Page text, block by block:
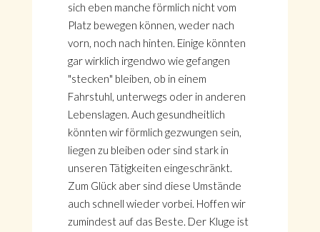
sich eben manche förmlich nicht vom
Platz bewegen können, weder nach
vorn, noch nach hinten. Einige könnten
gar wirklich irgendwo wie gefangen
"stecken" bleiben, ob in einem
Fahrstuhl, unterwegs oder in anderen
Lebenslagen. Auch gesundheitlich
könnten wir förmlich gezwungen sein,
liegen zu bleiben oder sind stark in
unseren Tätigkeiten eingeschränkt.
Zum Glück aber sind diese Umstände
auch schnell wieder vorbei. Hoffen wir
zumindest auf das Beste. Der Kluge ist